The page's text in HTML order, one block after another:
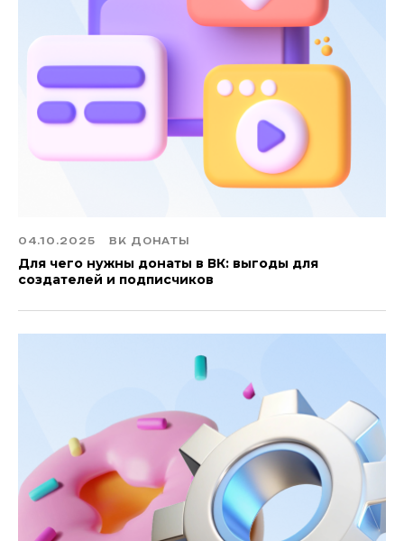
04.10.2025 ВК ДОНАТЫ
Для чего нужны донаты в ВК: выгоды для
создателей и подписчиков